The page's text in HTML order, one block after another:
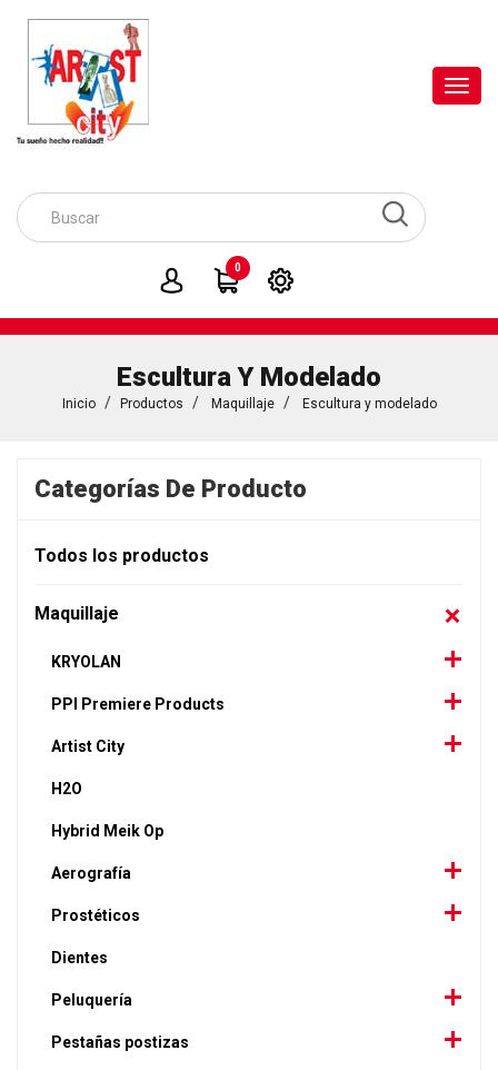
0
Escultura Y Modelado
Inicio Productos Maquillaje Escultura y modelado
Categorías De Producto
Todos los productos
Maquillaje
KRYOLAN
PPI Premiere Products
Artist City
H2O
Hybrid Meik Op
Aerografía
Prostéticos
Dientes
Peluquería
Pestañas postizas